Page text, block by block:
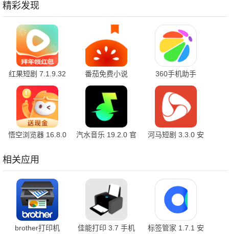
精彩发现
红果短剧 7.1.9.32
官方版
番茄免费小说
7.1.9.32 安卓版
360手机助手
10.2.2 官方版
悟空浏览器 16.8.0
汽水音乐 19.2.0 官
河马短剧 3.3.0 安
相关应用
brother打印机
佳能打印 3.7 手机
标签管家 1.7.1 安